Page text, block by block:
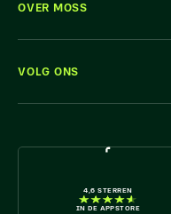
4,6 STERREN
IN DE APPSTORE
OVER MOSS
VOLG ONS